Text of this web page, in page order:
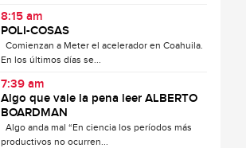
8:15 am
POLI-COSAS
Comienzan a Meter el acelerador en Coahuila.
En los últimos días se...
7:39 am
Algo que vale la pena leer ALBERTO
BOARDMAN
Algo anda mal “En ciencia los períodos más
productivos no ocurren...